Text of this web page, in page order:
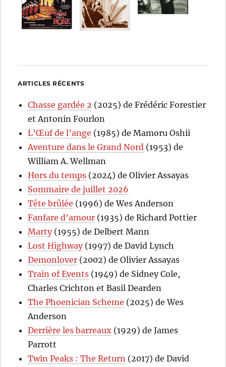
ARTICLES RÉCENTS
Chasse gardée 2 (2025) de Frédéric Forestier
et Antonin Fourlon
L’Œuf de l’ange (1985) de Mamoru Oshii
Aventure dans le Grand Nord (1953) de
William A. Wellman
Hors du temps (2024) de Olivier Assayas
Sommaire de juillet 2026
Tête brûlée (1996) de Wes Anderson
Fanfare d’amour (1935) de Richard Pottier
Marty(1955) de Delbert Mann
Lost Highway(1997) de David Lynch
Demonlover (2002) de Olivier Assayas
Train of Events (1949) de Sidney Cole,
Charles Crichton et Basil Dearden
The Phoenician Scheme (2025) de Wes
Anderson
Derrière les barreaux (1929) de James
Parrott
Twin Peaks : The Return (2017) de David